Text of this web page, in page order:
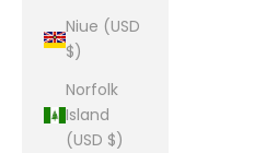
Niue (USD
$)
Norfolk
Island
(USD $)